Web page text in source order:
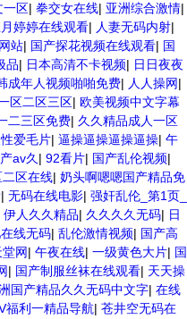
一区| 拳交女在线| 亚洲综合激情|
婷婷在线观看| 人妻无码内射|
站| 国产探花视频在线观看| 国
品| 日本高清不卡视频| 日日夜夜
成年人视频啪啪免费| 人人操网|
区二区三区| 欧美视频中文字幕
二三区免费| 久久精品成人一区
爱毛片| 逼操逼操逼操逼操| 午
av久 | 92看片| 国产乱伦视频|
区在线| 奶头啊嗯嗯国产精品免
| 无码在线电影| 强奸乱伦_第1页_
伊人久久精品| 久久久久无码| 日
线无码| 乱伦激情视频| 国产高
网| 午夜在线| 一级黄色大片| 国
| 国产制服丝袜在线观看| 天天操
国产精品久久无码中文字| 在线
福利一精品导航| 苍井空无码在